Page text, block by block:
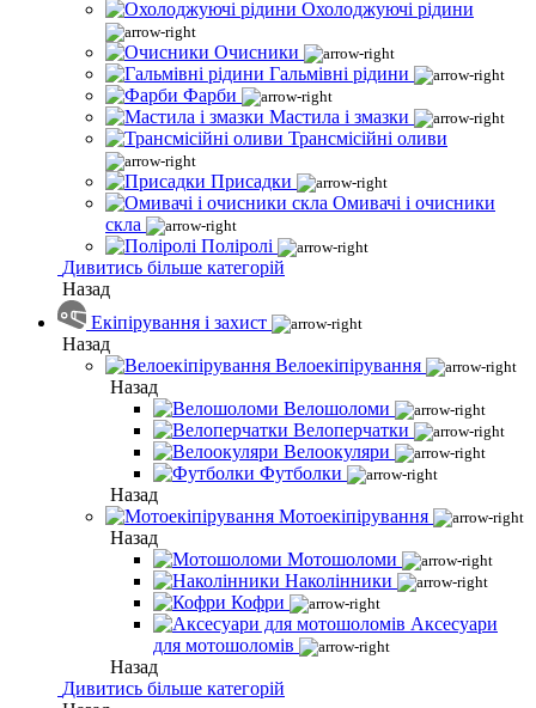
Охолоджуючі рідини
Очисники
Гальмівні рідини
Фарби
Мастила і змазки
Трансмісійні оливи
Присадки
Омивачі і очисники
скла
Поліролі
Дивитись більше категорій
Назад
Екіпірування і захист
Назад
Велоекіпірування
Назад
Велошоломи
Велоперчатки
Велоокуляри
Футболки
Назад
Мотоекіпірування
Назад
Мотошоломи
Наколінники
Кофри
Аксесуари
для мотошоломів
Назад
Дивитись більше категорій